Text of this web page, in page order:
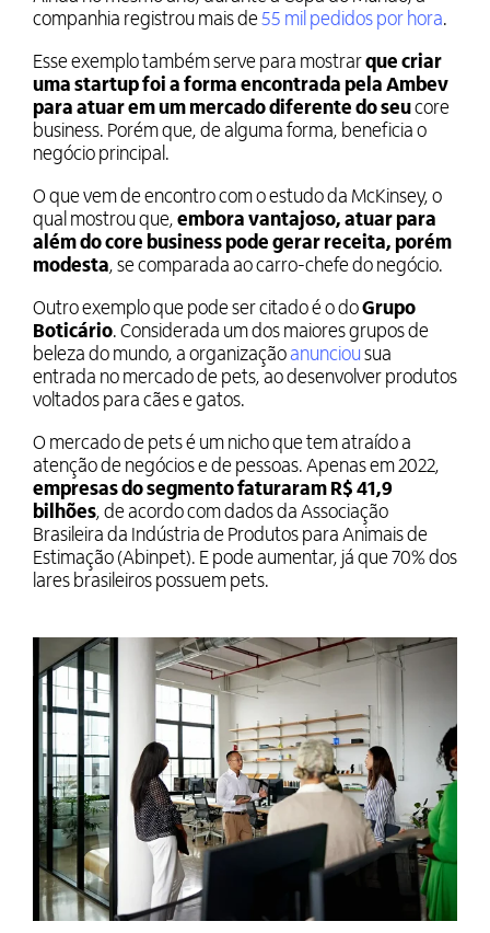
companhia registrou mais de55 mil pedidos por hora.
Esse exemplo também serve para mostrarque criar
uma startup foi a forma encontrada pela Ambev
para atuar em um mercado diferente do seucore
business. Porém que, de alguma forma, beneficia o
negócio principal.
O que vem de encontro com o estudo da McKinsey, o
qual mostrou que, embora vantajoso, atuar para
além do core business pode gerar receita, porém
modesta, se comparada ao carro-chefe do negócio.
Outro exemplo que pode ser citado é o doGrupo
Boticário. Considerada um dos maiores grupos de
beleza do mundo, a organizaçãoanunciousua
entrada no mercado de pets, ao desenvolver produtos
voltados para cães e gatos.
O mercado de pets é um nicho que tem atraído a
atenção de negócios e de pessoas. Apenas em 2022,
empresas do segmento faturaram R$ 41,9
bilhões, de acordo com dados da Associação
Brasileira da Indústria de Produtos para Animais de
Estimação (Abinpet). E pode aumentar, já que 70% dos
lares brasileiros possuem pets.